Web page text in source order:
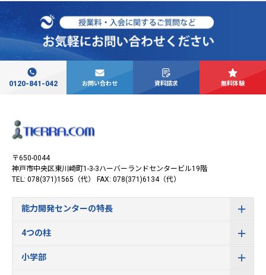
0120-841-042 お問い合わせ 資料請求 無料体験
〒650-0044
神戸市中央区東川崎町1-3-3ハーバーランドセンタービル19階
TEL: 078(371)1565（代） FAX: 078(371)6134（代）
能力開発センターの特長
4つの柱
小学部